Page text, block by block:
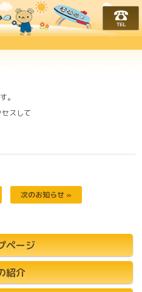
蔵前学園 蔵前幼
。
セスして
次のお知らせ »
ページ
紹介